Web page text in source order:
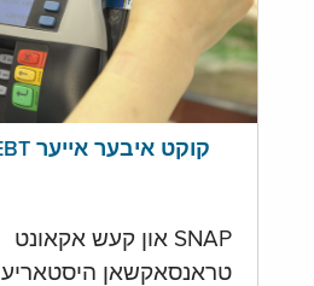
קוקט איבער אייער EBT סומע
SNAP און קעש אקאונט
טראנסאקשאן היסטאריע